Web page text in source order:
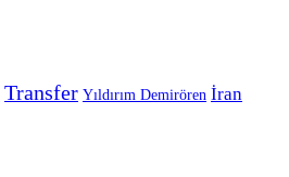
Transfer Yıldırım Demirören İran